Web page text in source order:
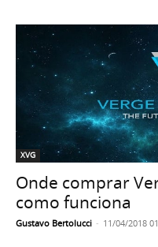
XVG
Onde comprar
como funciona
Gustavo Bertolucci - 11/04/2018